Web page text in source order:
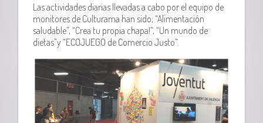
Las actividades diarias llevadas a cabo por el equipo de
monitores de Culturama han sido; “Alimentación
saludable”, “Crea tu propia chapa!”, “Un mundo de
dietas”y “ECOJUEGO de Comercio Justo”.